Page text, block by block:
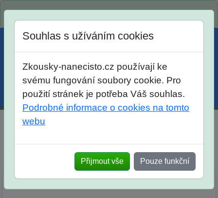
Menu Účet Košík
Seznam lekcí Ohlasy
Souhlas s užíváním cookies
Zkousky-nanecisto.cz používají ke
svému fungování soubory cookie. Pro
použití stránek je potřeba Váš souhlas.
Podrobné informace o cookies na tomto
webu
Přijmout vše Pouze funkční